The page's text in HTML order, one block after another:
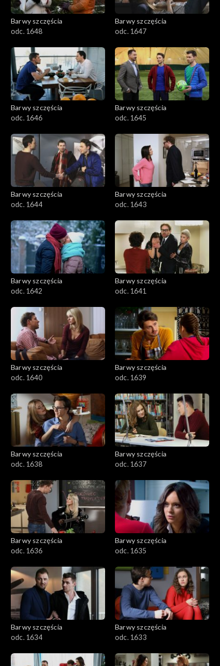
Barwy szczęścia
odc. 1648
Barwy szczęścia
odc. 1647
Barwy szczęścia
odc. 1646
Barwy szczęścia
odc. 1645
Barwy szczęścia
odc. 1644
Barwy szczęścia
odc. 1643
Barwy szczęścia
odc. 1642
Barwy szczęścia
odc. 1641
Barwy szczęścia
odc. 1640
Barwy szczęścia
odc. 1639
Barwy szczęścia
odc. 1638
Barwy szczęścia
odc. 1637
Barwy szczęścia
odc. 1636
Barwy szczęścia
odc. 1635
Barwy szczęścia
odc. 1634
Barwy szczęścia
odc. 1633